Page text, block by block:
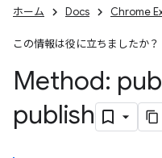
ホーム Docs Chrome
この情報は役に立ちましたか？
Method:
publish